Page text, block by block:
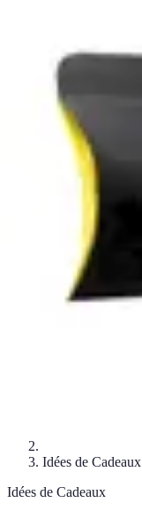
Célébration
Noces d'Or
Idées de Cadeaux
Idées de Cadeaux